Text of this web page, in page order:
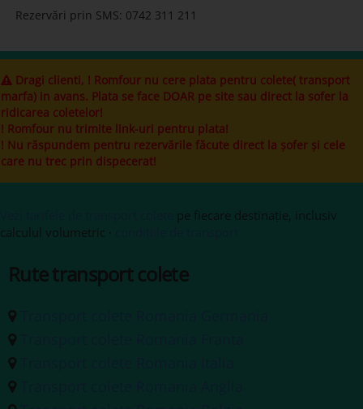
Rezervări prin SMS: 0742 311 211
Dragi clienti, ! Romfour nu cere plata pentru colete( transport
marfa) in avans. Plata se face DOAR pe site sau direct la sofer la
ridicarea coletelor!
! Romfour nu trimite link-uri pentru plata!
! Nu răspundem pentru rezervările făcute direct la șofer și cele
care nu trec prin dispecerat!
pe fiecare destinație, inclusiv
calculul volumetric ·
Rute transport colete